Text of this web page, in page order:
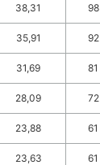
38,31 98
35,91 92
31,69 81
28,09 72
23,88 61
23,63 61